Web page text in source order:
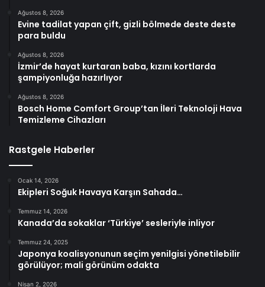
Ağustos 8, 2026
Evine tadilat yapan çift, gizli bölmede deste deste
para buldu
Ağustos 8, 2026
İzmir’de hayat kurtaran baba, kızını kortlarda
şampiyonluğa hazırlıyor
Ağustos 8, 2026
Bosch Home Comfort Group’tan İleri Teknoloji Hava
Temizleme Cihazları
Rastgele Haberler
Ocak 14, 2026
Ekipleri Soğuk Havaya Karşın Sahada…
Temmuz 14, 2026
Kanada’da sokaklar ‘Türkiye’ sesleriyle inliyor
Temmuz 24, 2025
Japonya koalisyonunun seçim yenilgisi yönetilebilir
görülüyor; mali görünüm odakta
Nisan 2, 2026